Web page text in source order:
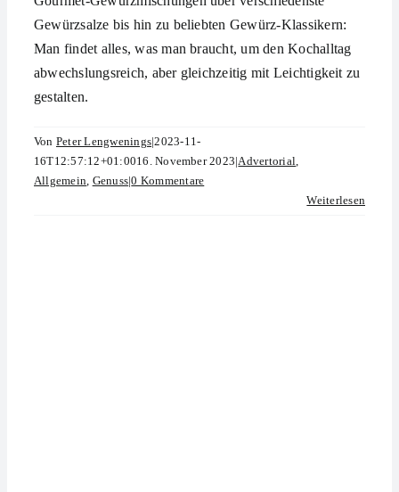
Gewürzsalze bis hin zu beliebten Gewürz-Klassikern:
Man findet alles, was man braucht, um den Kochalltag
abwechslungsreich, aber gleichzeitig mit Leichtigkeit zu
gestalten.
Von Peter Lengwenings|2023-11-
16T12:57:12+01:0016. November 2023|Advertorial,
Allgemein, Genuss|0 Kommentare
Weiterlesen